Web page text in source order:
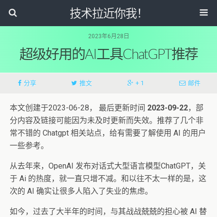
技术拉近你我！
2023年6月28日
超级好用的AI工具ChatGPT推荐
分享 推文 + 1 邮件
本文创建于2023-06-28， 最后更新时间 2023-09-22，部
分内容及链接可能因为未及时更新而失效。推荐了几个非
常不错的 Chatgpt 相关站点，给有需要了解使用 AI 的用户
一些参考。
从去年来，OpenAI 发布对话式大型语言模型ChatGPT，关
于 Ai 的热度，就一直只增不减。和以往不太一样的是，这
次的 AI 确实让很多人陷入了失业的焦虑。
如今，过去了大半年的时间，与其战战兢兢的担心被 AI 替